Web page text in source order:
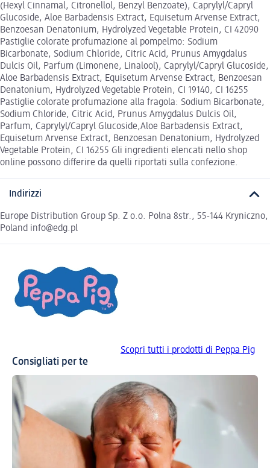
(Hexyl Cinnamal, Citronellol, Benzyl Benzoate), Caprylyl/Capryl
Glucoside, Aloe Barbadensis Extract, Equisetum Arvense Extract,
Benzoesan Denatonium, Hydrolyzed Vegetable Protein, CI 42090
Pastiglie colorate profumazione al pompelmo: Sodium
Bicarbonate, Sodium Chloride, Citric Acid, Prunus Amygdalus
Dulcis Oil, Parfum (Limonene, Linalool), Caprylyl/Capryl Glucoside,
Aloe Barbadensis Extract, Equisetum Arvense Extract, Benzoesan
Denatonium, Hydrolyzed Vegetable Protein, CI 19140, CI 16255
Pastiglie colorate profumazione alla fragola: Sodium Bicarbonate,
Sodium Chloride, Citric Acid, Prunus Amygdalus Dulcis Oil,
Parfum, Caprylyl/Capryl Glucoside,Aloe Barbadensis Extract,
Equisetum Arvense Extract, Benzoesan Denatonium, Hydrolyzed
Vegetable Protein, CI 16255 Gli ingredienti elencati nello shop
online possono differire da quelli riportati sulla confezione.
Indirizzi
Europe Distribution Group Sp. Z o.o. Polna 8str., 55-144 Kryniczno,
Poland info@edg.pl
Scopri tutti i prodotti di Peppa Pig
Consigliati per te